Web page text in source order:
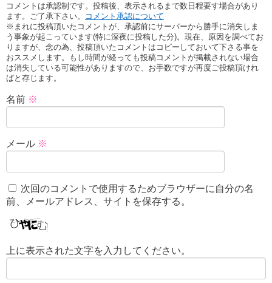
コメントは承認制です。投稿後、表示されるまで数日程要す場合があり
ます。ご了承下さい。
コメント承認について
※まれに投稿頂いたコメントが、承認前にサーバーから勝手に消失しま
う事象が起こっています(特に深夜に投稿した分)。現在、原因を調べてお
りますが、念の為、投稿頂いたコメントはコピーしておいて下さる事を
おススメします。もし時間が経っても投稿コメントが掲載されない場合
は消失している可能性がありますので、お手数ですが再度ご投稿頂けれ
ばと存じます。
名前 ※
メール ※
次回のコメントで使用するためブラウザーに自分の名
前、メールアドレス、サイトを保存する。
上に表示された文字を入力してください。